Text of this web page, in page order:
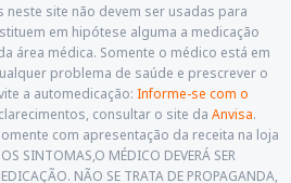
site não devem ser usadas para
em hipótese alguma a medicação
área médica. Somente o médico está em
problema de saúde e prescrever o
a automedicação: Informe-se com o
consultar o site da Anvisa.
com apresentação da receita na loja
SINTOMAS,O MÉDICO DEVERÁ SER
NÃO SE TRATA DE PROPAGANDA,